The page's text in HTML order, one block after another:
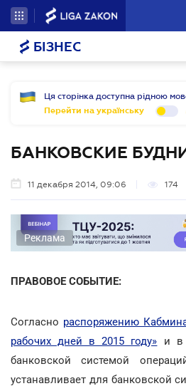
БІЗНЕС
Ця сторінка доступна рідною
Перейти на українську
БАНКОВСКИЕ
11 декабря 2014, 09:06 174
Реклама
ПРАВОВОЕ СОБЫТИЕ:
Согласно распоряжению
рабочих дней в 2015 году» и в
банковской системой
устанавливает для банковской